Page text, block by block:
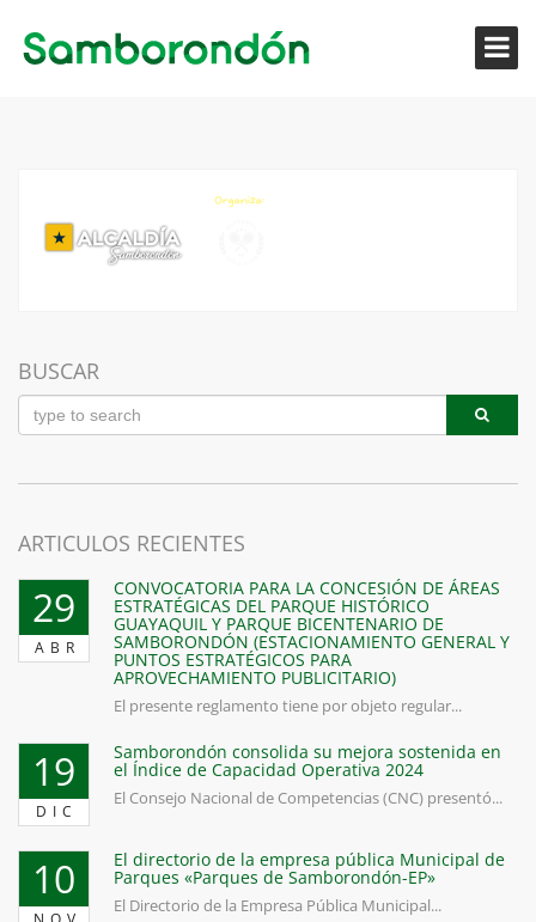
BUSCAR
ARTICULOS RECIENTES
29
ABR
CONVOCATORIA PARA LA CONCESIÓN DE ÁREAS
ESTRATÉGICAS DEL PARQUE HISTÓRICO
GUAYAQUIL Y PARQUE BICENTENARIO DE
SAMBORONDÓN (ESTACIONAMIENTO GENERAL Y
PUNTOS ESTRATÉGICOS PARA
APROVECHAMIENTO PUBLICITARIO)
El presente reglamento tiene por objeto regular...
19
DIC
Samborondón consolida su mejora sostenida en
el Índice de Capacidad Operativa 2024
El Consejo Nacional de Competencias (CNC) presentó...
10 El directorio de la empresa pública Municipal de
Parques «Parques de Samborondón-EP»
El Directorio de la Empresa Pública Municipal...